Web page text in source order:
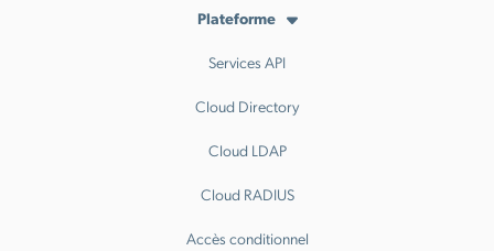
Plateforme
Services API
Cloud Directory
Cloud LDAP
Cloud RADIUS
Accès conditionnel